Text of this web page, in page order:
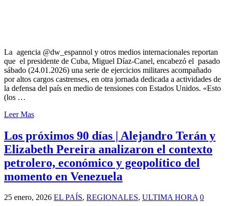
La agencia @dw_espannol y otros medios internacionales reportan
que el presidente de Cuba, Miguel Díaz-Canel, encabezó el pasado
sábado (24.01.2026) una serie de ejercicios militares acompañado
por altos cargos castrenses, en otra jornada dedicada a actividades de
la defensa del país en medio de tensiones con Estados Unidos. «Esto
(los …
Leer Mas
Los próximos 90 días | Alejandro Terán y
Elizabeth Pereira analizaron el contexto
petrolero, económico y geopolítico del
momento en Venezuela
25 enero, 2026 EL PAÍS, REGIONALES, ULTIMA HORA 0